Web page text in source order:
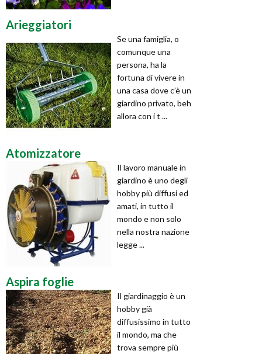
Arieggiatori
Se una famiglia, o
comunque una
persona, ha la
fortuna di vivere in
una casa dove c’è un
giardino privato, beh
allora con i t ...
Atomizzatore
Il lavoro manuale in
giardino è uno degli
hobby più diffusi ed
amati, in tutto il
mondo e non solo
nella nostra nazione
legge ...
Aspira foglie
Il giardinaggio è un
hobby già
diffusissimo in tutto
il mondo, ma che
trova sempre più